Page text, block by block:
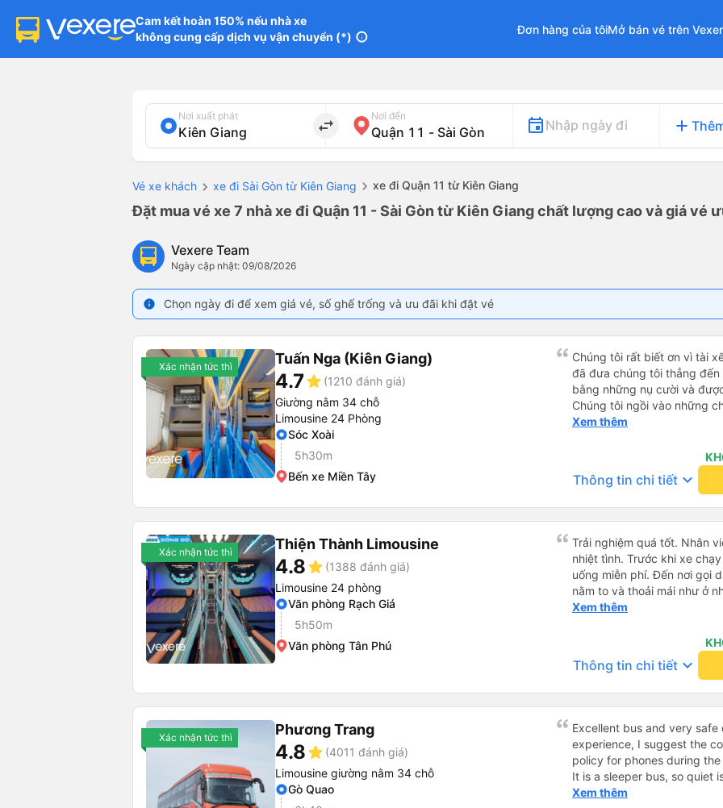
Cam kết hoàn 150% nếu nhà xe
không cung cấp dịch vụ vận chuyển (*) info
Đơn hàng của tôiMở bán vé trên
Nơi xuất phát
import_export
Nơi đến
Nhập ngày đi add
Vé xe khách xe đi Sài Gòn từ Kiên Giang xe đi Quận 11 từ Kiên Giang
Đặt mua vé xe 7 nhà xe đi Quận 11 - Sài Gòn từ Kiên Giang chất lượng cao và giá vé
Vexere Team
Ngày cập nhật: 09/08/2026
info Chọn ngày đi để xem giá vé, số ghế trống và ưu đãi khi đặt vé
Xác nhận tức thì Tuấn Nga (Kiên Giang)
4.7star (1210 đánh giá)
Giường nằm 34 chỗ
Limousine 24 Phòng
Sóc Xoài
5h30m
Bến xe Miền Tây
Chúng tôi rất biết ơn vì tài
đã đưa chúng tôi thẳng
bằng những nụ cười và
Chúng tôi ngồi vào những
ngồi ở phía sau cùng của
chúng tôi là một người lái
rất đẹp với những con
Xem thêm
Thông tin chi tiết keyboard_arrow_down
Xác nhận tức thì Thiện Thành Limousine
4.8star (1388 đánh giá)
Limousine 24 phòng
Văn phòng Rạch Giá
5h50m
Văn phòng Tân Phú
Trải nghiệm quá tốt. Nhân
nhiệt tình. Trước khi xe
uống miễn phí. Đến nơi gọi
nằm to và thoải mái như ở
không hay luôn. I had very good experience with this bus
the bus, we were offered
bus has arrived, the staff
up up their lovers. If you
Xem thêm
Thông tin chi tiết keyboard_arrow_down
Xác nhận tức thì Phương Trang
4.8star (4011 đánh giá)
Limousine giường nằm 34 chỗ
Gò Quao
Excellent bus and very
experience, I suggest the
policy for phones during
It is a sleeper bus, so quiet
Wi-Fi password clearly
Xem thêm